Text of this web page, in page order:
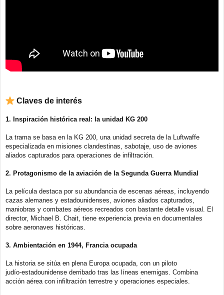
Claves de interés
1. Inspiración histórica real: la unidad KG 200
La trama se basa en la KG 200, una unidad secreta de la Luftwaffe
especializada en misiones clandestinas, sabotaje, uso de aviones
aliados capturados para operaciones de infiltración.
2. Protagonismo de la aviación de la Segunda Guerra Mundial
La película destaca por su abundancia de escenas aéreas, incluyendo
cazas alemanes y estadounidenses, aviones aliados capturados,
maniobras y combates aéreos recreados con bastante detalle visual. El
director, Michael B. Chait, tiene experiencia previa en documentales
sobre aeronaves históricas.
3. Ambientación en 1944, Francia ocupada
La historia se sitúa en plena Europa ocupada, con un piloto
judío‑estadounidense derribado tras las líneas enemigas. Combina
acción aérea con infiltración terrestre y operaciones especiales.